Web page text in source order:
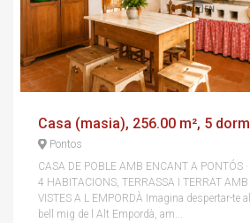
Casa (masia), 256.00 m², 5 dorm
Pontos
CASA DE POBLE AMB ENCANT A PONTÓS ·
4 HABITACIONS, TERRASSA I TERRAT AMB
VISTES A L EMPORDÀ Imagina despertar-te al
bell mig de l Alt Empordà, am...